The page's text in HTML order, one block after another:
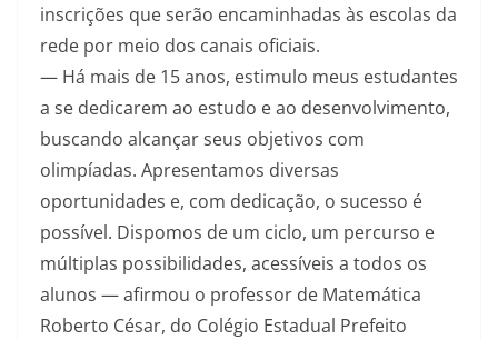
inscrições que serão encaminhadas às escolas da
rede por meio dos canais oficiais.
— Há mais de 15 anos, estimulo meus estudantes
a se dedicarem ao estudo e ao desenvolvimento,
buscando alcançar seus objetivos com
olimpíadas. Apresentamos diversas
oportunidades e, com dedicação, o sucesso é
possível. Dispomos de um ciclo, um percurso e
múltiplas possibilidades, acessíveis a todos os
alunos — afirmou o professor de Matemática
Roberto César, do Colégio Estadual Prefeito